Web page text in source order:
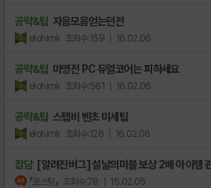
공략&팁 자음모음얻는던전
elohimk 조회수:159 | 16.02.06
공략&팁 마영전 PC 듀얼코어는 피하세요
elohimk 조회수:561 | 16.02.06
공략&팁 스탭비 벤초 미세팁
elohimk 조회수:128 | 16.02.06
잡담 [알려진버그] 설날의마블 보상 2배 아이템
『로스팅』 조회수:78 | 16.02.05